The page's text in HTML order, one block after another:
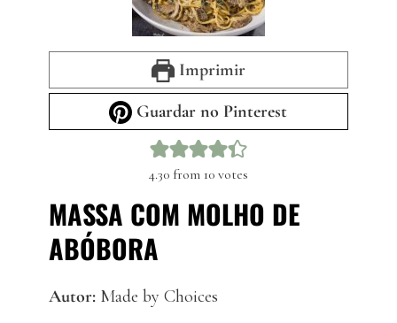
Imprimir
Guardar no Pinterest
4.30from 10votes
MASSA COM MOLHO DE
ABÓBORA
Autor: Made by Choices